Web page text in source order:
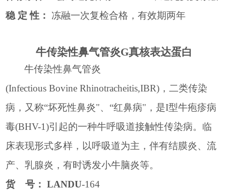
稳 定 性： 冻融一次复检合格，有效期两年
牛传染性鼻气管炎G真核表达蛋白
牛传染性鼻气管炎
(Infectious Bovine Rhinotracheitis,IBR) ，二类传染
病，又称“坏死性鼻炎"、“红鼻病"，是I型牛疱疹病
毒(BHV-1)引起的一种牛呼吸道接触性传染病。临
床表现形式多样，以呼吸道为主，伴有结膜炎、流
产、乳腺炎，有时诱发小牛脑炎等。
货
号： LANDU-164